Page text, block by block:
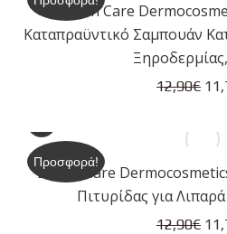
Lavish Care
Καταπραϋντικό Σαμπουάν
12,90€
was:
Προσφορά!
Lavish Care
Πιτυρίδας για
12,90€